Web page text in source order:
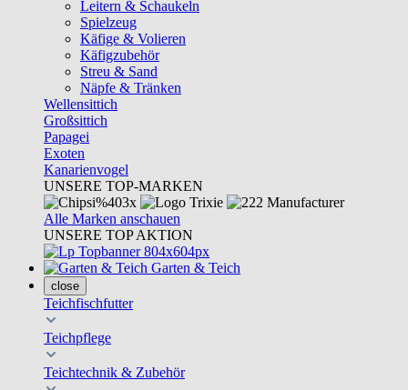
Leitern & Schaukeln
Spielzeug
Käfige & Volieren
Käfigzubehör
Streu & Sand
Näpfe & Tränken
Wellensittich
Großsittich
Papagei
Exoten
Kanarienvogel
UNSERE TOP-MARKEN
Alle Marken anschauen
UNSERE TOP AKTION
Garten & Teich
close
Teichfischfutter
Teichpflege
Teichtechnik & Zubehör